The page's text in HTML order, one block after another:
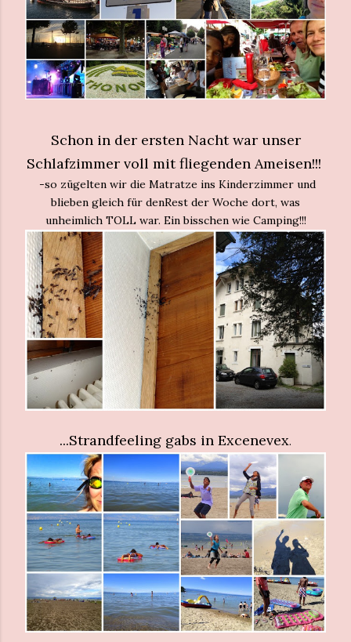
Schon in der ersten Nacht war unser
Schlafzimmer voll mit fliegenden Ameisen!!!
-so zügelten wir die Matratze ins Kinderzimmer und
blieben gleich für denRest der Woche dort, was
unheimlich TOLL war. Ein bisschen wie Camping!!!
...Strandfeeling gabs in Excenevex.